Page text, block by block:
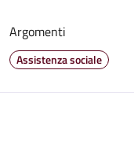
Argomenti
Assistenza sociale